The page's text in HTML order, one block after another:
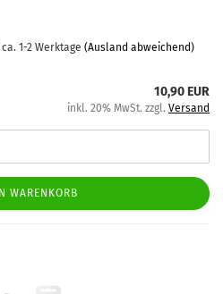
1-2 Werktage (Ausland abweichend)
10,90 EUR
inkl. 20% MwSt. zzgl. Versand
WARENKORB